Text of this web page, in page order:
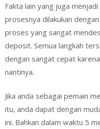
Fakta lain yang juga
prosesnya dilakukan
proses yang sangat
deposit. Semua langkah
dengan sangat cepat
nantinya.
Jika anda sebagai pemain
itu, anda dapat dengan
ini. Bahkan dalam waktu 5